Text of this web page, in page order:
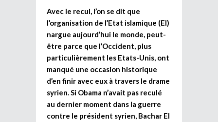
Avec le recul, l’on se dit que
l’organisation de l’Etat islamique (EI)
nargue aujourd’hui le monde, peut-
être parce que l’Occident, plus
particulièrement les Etats-Unis, ont
manqué une occasion historique
d’en finir avec eux à travers le drame
syrien. Si Obama n’avait pas reculé
au dernier moment dans la guerre
contre le président syrien, Bachar El